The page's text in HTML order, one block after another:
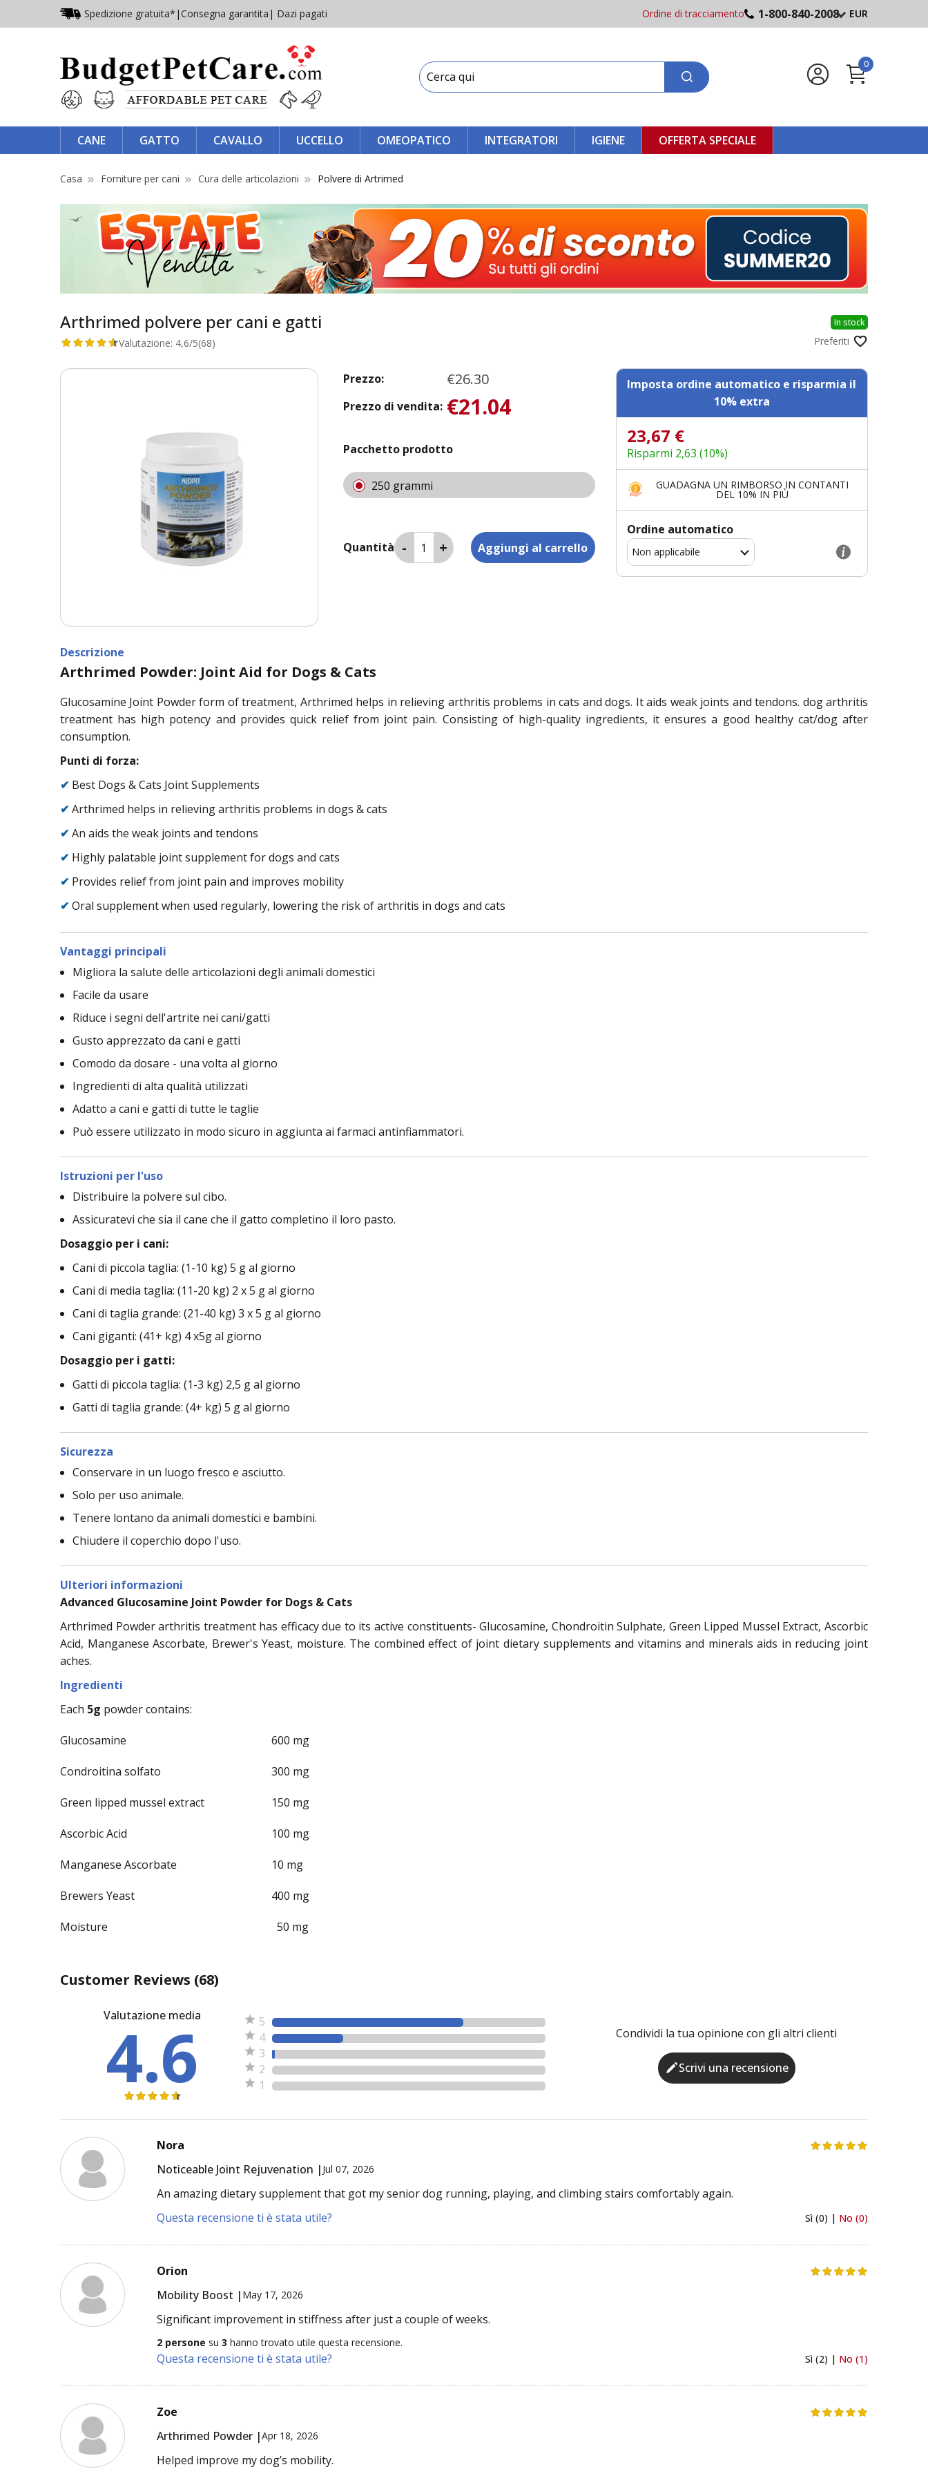
Spedizione gratuita* |Consegna garantita | Dazi pagati Ordine di tracciamento 1-800-840-2008 EUR
0
CANE GATTO CAVALLO UCCELLO OMEOPATICO INTEGRATORI IGIENE OFFERTA SPECIALE
Casa Forniture per cani Cura delle articolazioni Polvere di Artrimed
Arthrimed polvere per cani e gatti In stock
Valutazione: 4,6/5(68) Preferiti
Prezzo: €26.30
Prezzo di vendita: €21.04
Pacchetto prodotto
250 grammi
Imposta ordine automatico e risparmia il
10% extra
23,67 €
Risparmi 2,63 (10%)
GUADAGNA UN RIMBORSO IN CONTANTI
DEL 10% IN PIÙ
Ordine automatico
Quantità
Descrizione
Arthrimed Powder: Joint Aid for Dogs & Cats
Glucosamine Joint Powder form of treatment, Arthrimed helps in relieving arthritis problems in cats and dogs. It aids weak joints and tendons. dog arthritis
treatment has high potency and provides quick relief from joint pain. Consisting of high-quality ingredients, it ensures a good healthy cat/dog after
consumption.
Punti di forza:
✔ Best Dogs & Cats Joint Supplements
✔ Arthrimed helps in relieving arthritis problems in dogs & cats
✔ An aids the weak joints and tendons
✔ Highly palatable joint supplement for dogs and cats
✔ Provides relief from joint pain and improves mobility
✔ Oral supplement when used regularly, lowering the risk of arthritis in dogs and cats
Vantaggi principali
Migliora la salute delle articolazioni degli animali domestici
Facile da usare
Riduce i segni dell'artrite nei cani/gatti
Gusto apprezzato da cani e gatti
Comodo da dosare - una volta al giorno
Ingredienti di alta qualità utilizzati
Adatto a cani e gatti di tutte le taglie
Può essere utilizzato in modo sicuro in aggiunta ai farmaci antinfiammatori.
Istruzioni per l'uso
Distribuire la polvere sul cibo.
Assicuratevi che sia il cane che il gatto completino il loro pasto.
Dosaggio per i cani:
Cani di piccola taglia: (1-10 kg) 5 g al giorno
Cani di media taglia: (11-20 kg) 2 x 5 g al giorno
Cani di taglia grande: (21-40 kg) 3 x 5 g al giorno
Cani giganti: (41+ kg) 4 x5g al giorno
Dosaggio per i gatti:
Gatti di piccola taglia: (1-3 kg) 2,5 g al giorno
Gatti di taglia grande: (4+ kg) 5 g al giorno
Sicurezza
Conservare in un luogo fresco e asciutto.
Solo per uso animale.
Tenere lontano da animali domestici e bambini.
Chiudere il coperchio dopo l'uso.
Ulteriori informazioni
Advanced Glucosamine Joint Powder for Dogs & Cats
Arthrimed Powder arthritis treatment has efficacy due to its active constituents- Glucosamine, Chondroitin Sulphate, Green Lipped Mussel Extract, Ascorbic
Acid, Manganese Ascorbate, Brewer's Yeast, moisture. The combined effect of joint dietary supplements and vitamins and minerals aids in reducing joint
aches.
Ingredienti
Each 5g powder contains:
Glucosamine 600 mg
Condroitina solfato 300 mg
Green lipped mussel extract 150 mg
Ascorbic Acid 100 mg
Manganese Ascorbate 10 mg
Brewers Yeast 400 mg
Moisture 50 mg
Customer Reviews (68)
Valutazione media
4.6
5
4
3
2
1
Condividi la tua opinione con gli altri clienti
Scrivi una recensione
Nora
Noticeable Joint Rejuvenation | Jul 07, 2026
An amazing dietary supplement that got my senior dog running, playing, and climbing stairs comfortably again.
Questa recensione ti è stata utile?
Sì (0) | No (0)
Orion
Mobility Boost | May 17, 2026
Significant improvement in stiffness after just a couple of weeks.
2 persone su3 hanno trovato utile questa recensione.
Questa recensione ti è stata utile? Sì (2) | No (1)
Zoe
Arthrimed Powder |Apr 18, 2026
Helped improve my dog’s mobility.